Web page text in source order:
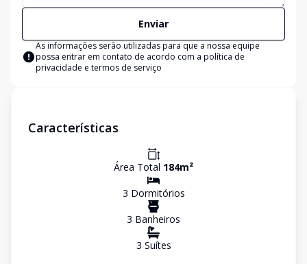
Enviar
As informações serão utilizadas para que a nossa equipe
possa entrar em contato de acordo com a política de
privacidade e termos de serviço
Características
Área Total 184m²
3 Dormitórios
3 Banheiros
3 Suítes